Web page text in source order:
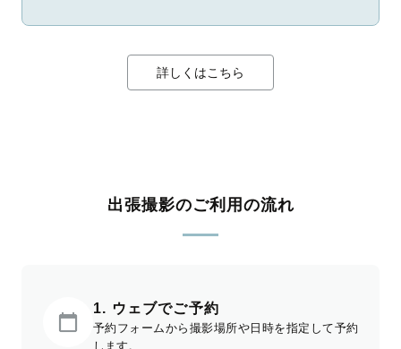
詳しくはこちら
出張撮影のご利用の流れ
1. ウェブでご予約
予約フォームから撮影場所や日時を指定して予約
します。